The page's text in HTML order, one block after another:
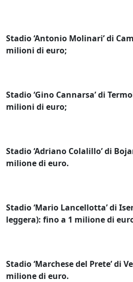
Stadio ‘Antonio Molinari’ di
milioni di euro;
Stadio ‘Gino Cannarsa’ di
milioni di euro;
Stadio ‘Adriano Colalillo’ di
milione di euro.
Stadio ‘Mario Lancellotta’ di
leggera): fino a 1 milione di
Stadio ‘Marchese del Prete’ di
milione di euro.